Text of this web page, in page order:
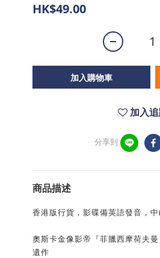
HK$49.00
加入購物車
加入
分享到
商品描述
香港版行貨，影碟備英語發音，
奧斯卡金像影帝『菲臘西摩荷夫
遺作